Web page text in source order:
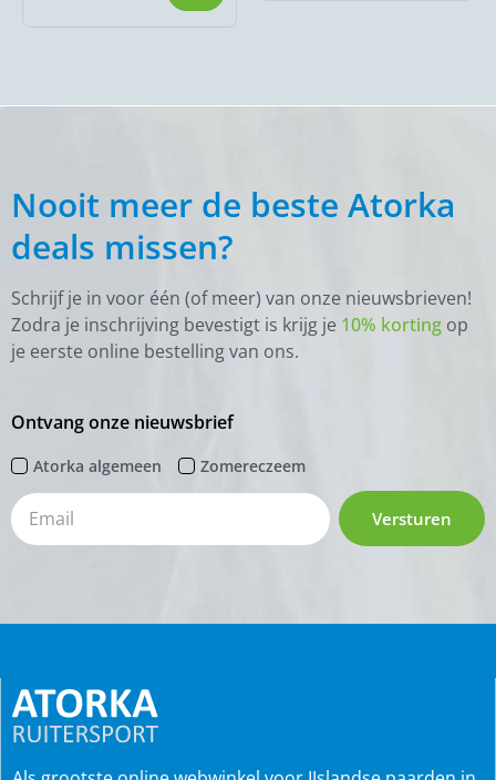
Nooit meer de beste Atorka
deals missen?
Schrijf je in voor één (of meer) van onze nieuwsbrieven!
Zodra je inschrijving bevestigt is krijg je 10% korting op
je eerste online bestelling van ons.
Ontvang onze nieuwsbrief
Atorka algemeen Zomereczeem
Versturen